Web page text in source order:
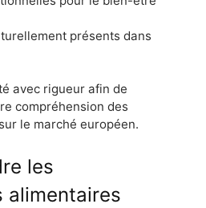
présents dans
avec rigueur afin de
compréhension des
le marché européen.
les
alimentaires